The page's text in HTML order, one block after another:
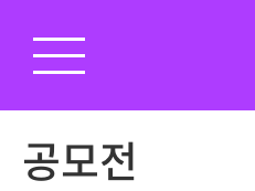
공모전